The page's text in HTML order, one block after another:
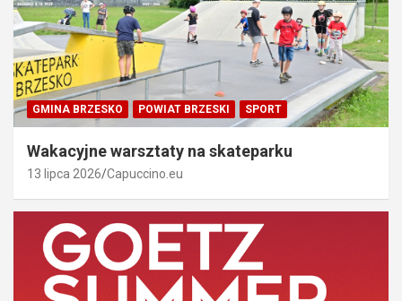
GMINA BRZESKO POWIAT BRZESKI SPORT
Wakacyjne warsztaty na skateparku
13 lipca 2026 Capuccino.eu